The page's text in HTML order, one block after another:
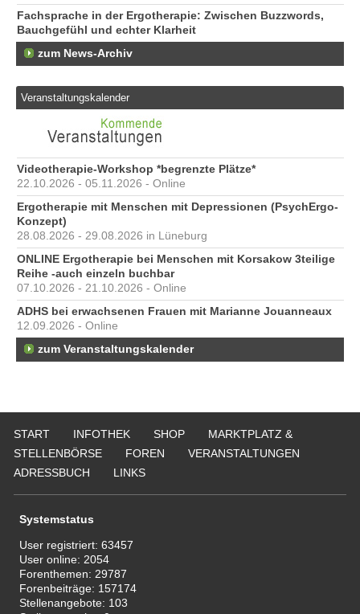
Fachsprache in der Ergotherapie: Zwischen Buzzwords,
Bauchgefühl und echter Klarheit
zum News-Archiv
Veranstaltungskalender
Videotherapie-Workshop *begrenzte Plätze*
22.10.2026 - 05.11.2026 - Online
Ergotherapie mit Menschen mit Depressionen (PsychErgo-
Konzept)
28.08.2026 - 29.08.2026 in Lüneburg
ONLINE Ergotherapie bei Menschen mit Korsakow 3teilige
Reihe -auch einzeln buchbar
07.10.2026 - 21.10.2026 - Online
ADHS bei erwachsenen Frauen mit Marianne Jouanneaux
12.09.2026 - Online
zum Veranstaltungskalender
START INFOTHEK SHOP
MARKTPLATZ &
STELLENBÖRSE
FOREN
VERANSTALTUNGEN
ADRESSBUCH
LINKS
Systemstatus
User registriert:63457
User online: 2054
Forenthemen: 29787
Forenbeiträge: 157174
Stellenangebote: 103